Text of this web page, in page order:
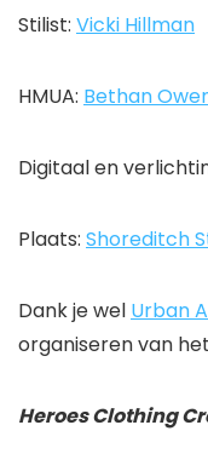
Stilist: Vicki Hillman
HMUA: Bethan
Digitaal en
Plaats: Shoreditch
Dank je wel Urban
organiseren van
Heroes Clothing